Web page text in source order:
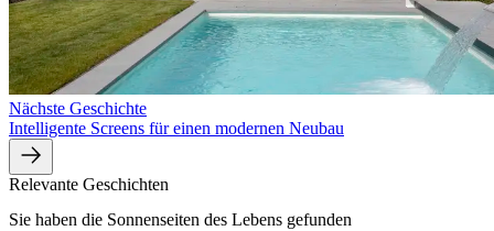
Nächste Geschichte
Intelligente Screens für einen modernen Neubau
Relevante Geschichten
Sie haben die Sonnenseiten des Lebens gefunden